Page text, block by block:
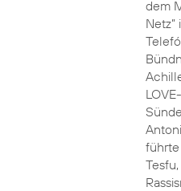
dem
Netz”